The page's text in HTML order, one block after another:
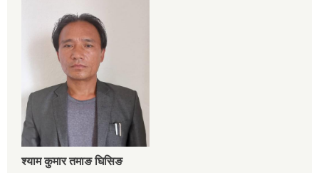
श्‍याम कुमार तमाङ घिसिङ